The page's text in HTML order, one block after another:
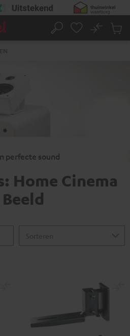
Zoeken
No
perfecte sound
Home Cinema